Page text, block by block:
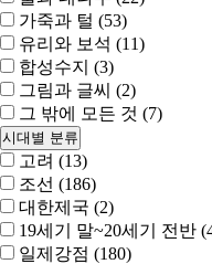
가죽과 털 (53)
유리와 보석 (11)
합성수지 (3)
그림과 글씨 (2)
그 밖에 모든 것 (7)
시대별 분류
고려 (13)
조선 (186)
대한제국 (2)
19세기 말~20세기 전반
일제강점 (180)